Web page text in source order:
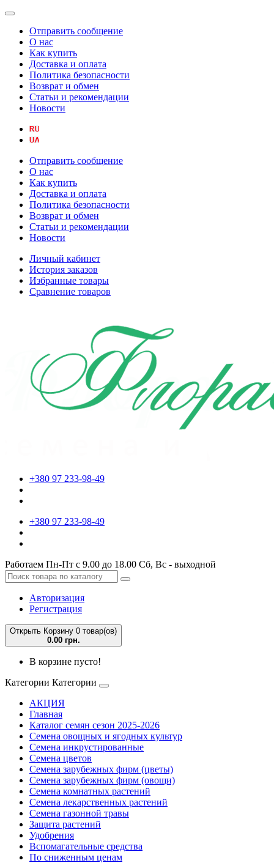
Отправить сообщение
О нас
Как купить
Доставка и оплата
Политика безопасности
Возврат и обмен
Статьи и рекомендации
Новости
Отправить сообщение
О нас
Как купить
Доставка и оплата
Политика безопасности
Возврат и обмен
Статьи и рекомендации
Новости
Личный кабинет
История заказов
Избранные товары
Сравнение товаров
+380 97 233-98-49
+380 97 233-98-49
Работаем Пн-Пт с 9.00 до 18.00 Сб, Вс - выходной
Авторизация
Регистрация
Открыть Корзину 0 товар(ов)
0.00 грн.
В корзине пусто!
Категории Категории
АКЦИЯ
Главная
Каталог семян сезон 2025-2026
Семена овощных и ягодных культур
Семена инкрустированные
Семена цветов
Семена зарубежных фирм (цветы)
Семена зарубежных фирм (овощи)
Семена комнатных растений
Семена лекарственных растений
Семена газонной травы
Защита растений
Удобрения
Вспомагательные средства
По сниженным ценам